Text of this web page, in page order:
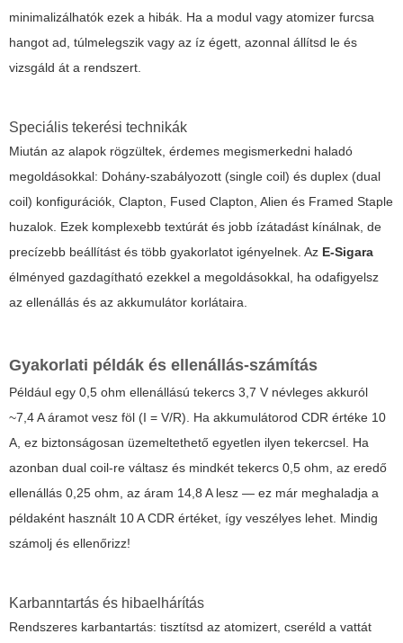
minimalizálhatók ezek a hibák. Ha a modul vagy atomizer furcsa
hangot ad, túlmelegszik vagy az íz égett, azonnal állítsd le és
vizsgáld át a rendszert.
Speciális tekerési technikák
Miután az alapok rögzültek, érdemes megismerkedni haladó
megoldásokkal: Dohány-szabályozott (single coil) és duplex (dual
coil) konfigurációk, Clapton, Fused Clapton, Alien és Framed Staple
huzalok. Ezek komplexebb textúrát és jobb ízátadást kínálnak, de
precízebb beállítást és több gyakorlatot igényelnek. Az E-Sigara
élményed gazdagítható ezekkel a megoldásokkal, ha odafigyelsz
az ellenállás és az akkumulátor korlátaira.
Gyakorlati példák és ellenállás-számítás
Például egy 0,5 ohm ellenállású tekercs 3,7 V névleges akkuról
~7,4 A áramot vesz föl (I = V/R). Ha akkumulátorod CDR értéke 10
A, ez biztonságosan üzemeltethető egyetlen ilyen tekercsel. Ha
azonban dual coil-re váltasz és mindkét tekercs 0,5 ohm, az eredő
ellenállás 0,25 ohm, az áram 14,8 A lesz — ez már meghaladja a
példaként használt 10 A CDR értéket, így veszélyes lehet. Mindig
számolj és ellenőrizz!
Karbanntartás és hibaelhárítás
Rendszeres karbantartás: tisztítsd az atomizert, cseréld a vattát